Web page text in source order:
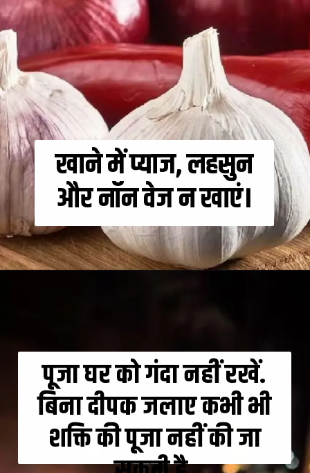
खाने में प्याज, लहसुन
और नॉन वेज न खाएं।
पूजा घर को गंदा नहीं रखें.
बिना दीपक जलाए कभी भी
शक्ति की पूजा नहीं की जा